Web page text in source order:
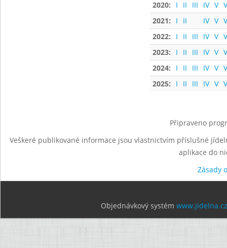
2020: I II III IV V
2021:
I II IV V
2022:
I II III IV V
2023:
I II III IV V
2024:
I II III IV V
2025:
I II III IV V
Připraveno
Veškeré publikované informace jsou vlastnictvím příslušné
aplikace do
Zásady
Objednávkový systém www.jidelna.cz